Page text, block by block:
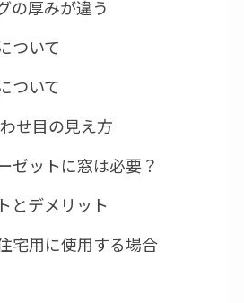
の厚みが違う
ついて
ついて
せ目の見え方
ゼットに窓は必要？
とデメリット
宅用に使用する場合